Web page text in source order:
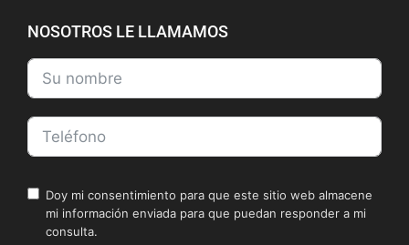
NOSOTROS LE LLAMAMOS
Doy mi consentimiento para que este sitio web almacene
mi información enviada para que puedan responder a mi
consulta.